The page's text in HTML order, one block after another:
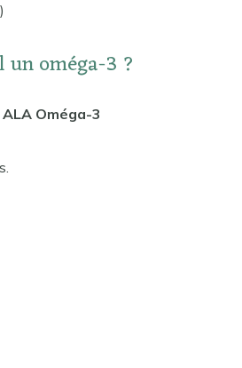
oméga-3 ?
Oméga-3